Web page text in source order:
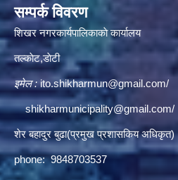
सम्पर्क विवरण
शिखर नगरकार्यपालिकाकाे कार्यालय
तल्काेट,डाेटी
इमेल :ito.shikharmun@gmail.com/
shikharmunicipality@gmail.com/
शेर बहादुर बुढा(प्रमुख प्रशासकिय अधिकृत)
phone: 9848703537